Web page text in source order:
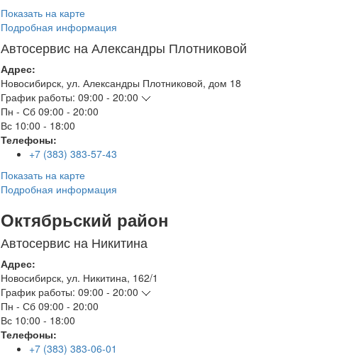
Показать на карте
Подробная информация
Автосервис на Александры Плотниковой
Адрес:
Новосибирск, ул. Александры Плотниковой, дом 18
График работы: 09:00 - 20:00
Пн - Сб 09:00 - 20:00
Вс 10:00 - 18:00
Телефоны:
+7 (383) 383-57-43
Показать на карте
Подробная информация
Октябрьский район
Автосервис на Никитина
Адрес:
Новосибирск, ул. Никитина, 162/1
График работы: 09:00 - 20:00
Пн - Сб 09:00 - 20:00
Вс 10:00 - 18:00
Телефоны:
+7 (383) 383-06-01